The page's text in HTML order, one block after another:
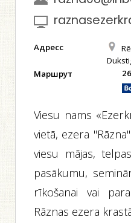
Адресс
Маршрут
Viesu nams
vietā, ezera
viesu mājas,
pasākumu,
rīkošanai vai
Rāznas ezera